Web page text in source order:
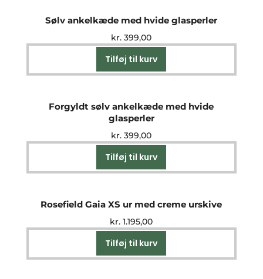
Sølv ankelkæde med hvide glasperler
kr. 399,00
Tilføj til kurv
Forgyldt sølv ankelkæde med hvide
glasperler
kr. 399,00
Tilføj til kurv
Rosefield Gaia XS ur med creme urskive
kr. 1.195,00
Tilføj til kurv